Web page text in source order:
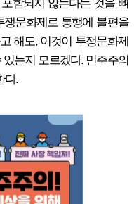
문화제로 통행에 불편을
해도, 이것이 투쟁문화제
는지 모르겠다. 민주주의
다.